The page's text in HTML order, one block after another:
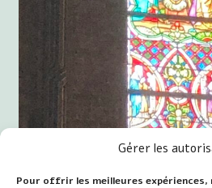
Gérer les
Pour offrir les meilleures expériences,